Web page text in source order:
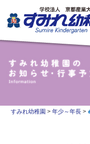
すみれ幼稚園 >年少～年長 >